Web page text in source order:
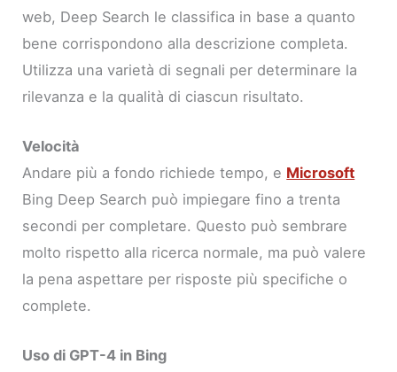
web, Deep Search le classifica in base a quanto
bene corrispondono alla descrizione completa.
Utilizza una varietà di segnali per determinare la
rilevanza e la qualità di ciascun risultato.
Velocità
Andare più a fondo richiede tempo, e Microsoft
Bing Deep Search può impiegare fino a trenta
secondi per completare. Questo può sembrare
molto rispetto alla ricerca normale, ma può valere
la pena aspettare per risposte più specifiche o
complete.
Uso di GPT-4 in Bing